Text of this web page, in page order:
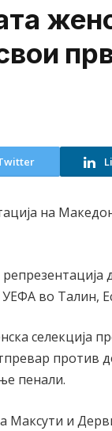
во Талин,
селекција
против
пенали.
Максути и